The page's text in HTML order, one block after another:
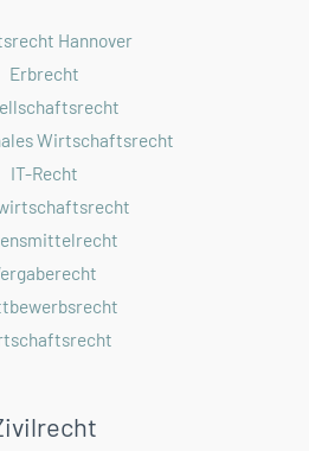
Hannover
Erbrecht
Wirtschaftsrecht
IT-Recht